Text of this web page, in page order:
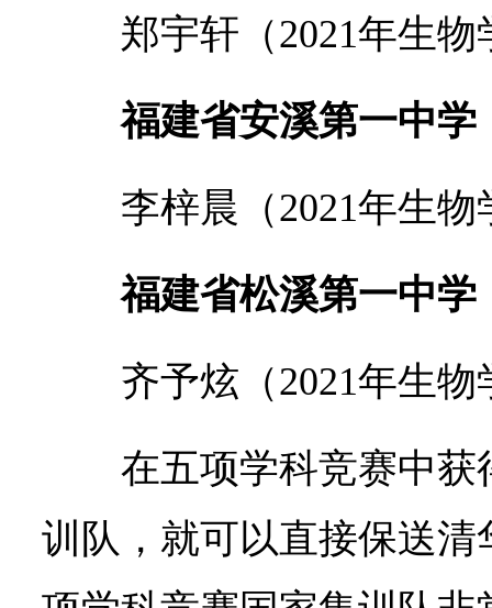
郑宇轩（2021年生
福建省安溪第一中学
李梓晨（2021年生
福建省松溪第一中学
齐予炫（2021年生
在五项学科竞赛中
训队，就可以直接保送